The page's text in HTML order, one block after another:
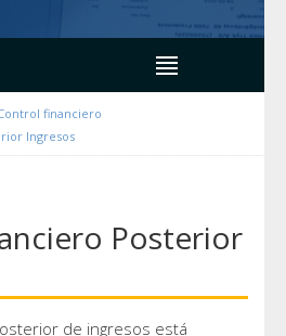
financiero
Ingresos
Posterior
de ingresos está